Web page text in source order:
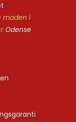
maden i
Odense